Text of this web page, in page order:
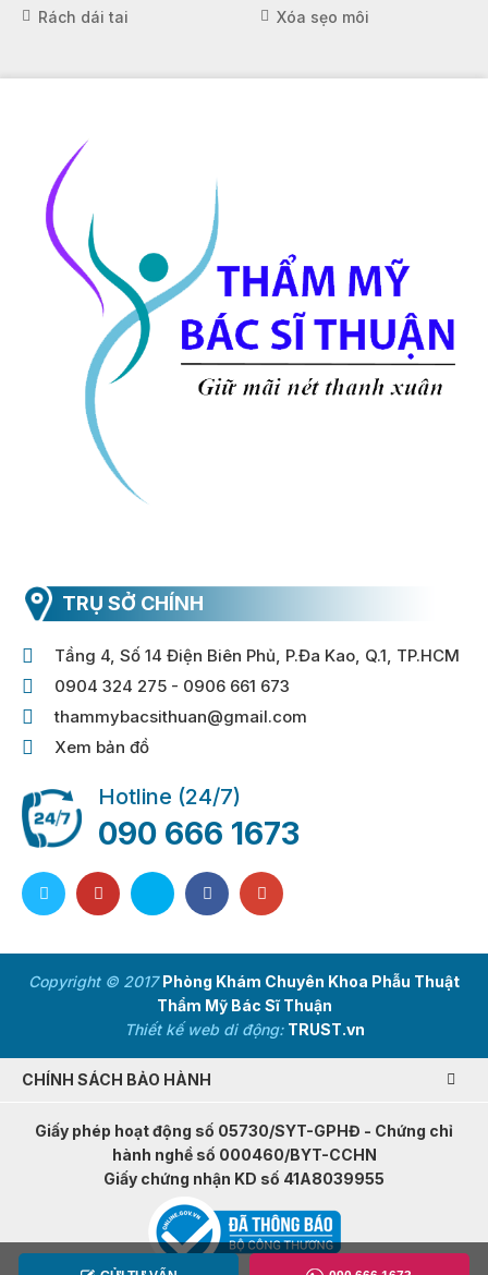
Rách dái tai Xóa sẹo môi
TRỤ SỞ CHÍNH
Tầng 4, Số 14 Điện Biên Phủ, P.Đa Kao, Q.1, TP.HCM
0904 324 275 - 0906 661 673
thammybacsithuan@gmail.com
Xem bản đồ
Hotline (24/7)
090 666 1673
Copyright © 2017Phòng Khám Chuyên Khoa Phẫu Thuật
Thẩm Mỹ Bác Sĩ Thuận
Thiết kế web di động: TRUST.vn
CHÍNH SÁCH BẢO HÀNH
Giấy phép hoạt động số 05730/SYT-GPHĐ - Chứng chỉ
hành nghề số 000460/BYT-CCHN
Giấy chứng nhận KD số 41A8039955